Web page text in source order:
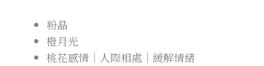
粉晶
橙月光
桃花感情｜人際相處｜緩解情緒